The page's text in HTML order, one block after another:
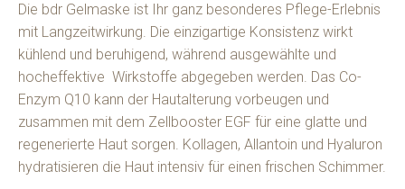
Die bdr Gelmaske ist Ihr ganz besonderes Pflege-Erlebnis
mit Langzeitwirkung. Die einzigartige Konsistenz wirkt
kühlend und beruhigend, während ausgewählte und
hocheffektive Wirkstoffe abgegeben werden. Das Co-
Enzym Q10 kann der Hautalterung vorbeugen und
zusammen mit dem Zellbooster EGF für eine glatte und
regenerierte Haut sorgen. Kollagen, Allantoin und Hyaluron
hydratisieren die Haut intensiv für einen frischen Schimmer.